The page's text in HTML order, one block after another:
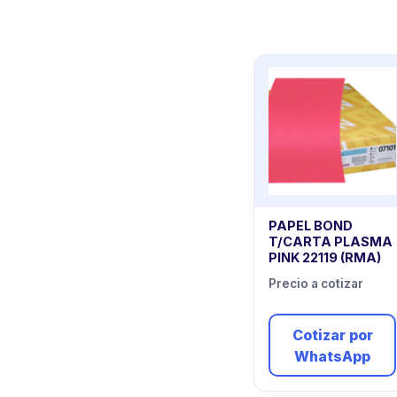
PAPEL BOND
T/CARTA PLASMA
PINK 22119 (RMA)
Precio a cotizar
Cotizar por
WhatsApp